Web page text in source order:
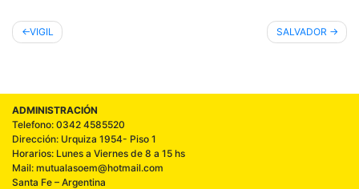
VIGIL SALVADOR
ADMINISTRACIÓN
Telefono: 0342 4585520
Dirección: Urquiza 1954- Piso 1
Horarios: Lunes a Viernes de 8 a 15 hs
Mail: mutualasoem@hotmail.com
Santa Fe – Argentina